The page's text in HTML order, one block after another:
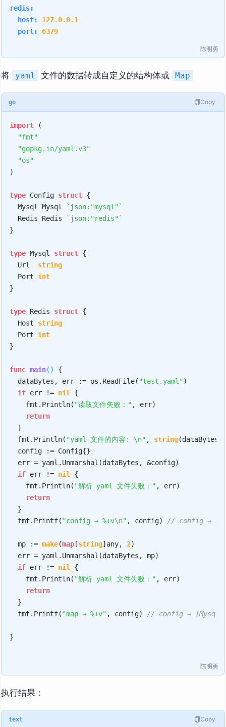
redis:
host:
127.0.0.1
port:
6379
陈明勇
将 yaml 文件的数据转成自定义的结构体或 Map
go Copy
import (
"fmt"
"gopkg.in/yaml.v3"
"os"
)
type Config struct {
	Mysql Mysql
`json:"mysql"`
	Redis Redis
`json:"redis"`
}
type Mysql struct {
	Url
string
	Port
int
}
type Redis struct {
	Host
string
	Port
int
}
func main()
{
	dataBytes, err := os.ReadFile(
"test.yaml")
if err != nil
{
		fmt.Println(
"读取文件失败：" , err)
return
	fmt.Println(
"yaml 文件的内容: \n" , string(dataBytes))
if err != nil
{
		fmt.Println(
"解析 yaml 文件失败：" , err)
return
	fmt.Printf(
"config → %+v\n" , config) // config →
	mp :=
make(map [string]any, 2)
if err != nil
{
		fmt.Println(
"解析 yaml 文件失败：" , err)
return
	fmt.Printf(
"map → %+v" , config) // config →
}
陈明勇
执行结果：
text Copy